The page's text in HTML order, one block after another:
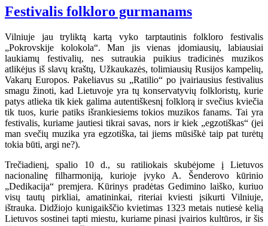
Festivalis folkloro gurmanams
Vilniuje jau tryliktą kartą vyko tarptautinis folkloro festivalis
„Pokrovskije kolokola“. Man jis vienas įdomiausių, labiausiai
laukiamų festivalių, nes sutraukia puikius tradicinės muzikos
atlikėjus iš slavų kraštų, Užkaukazės, tolimiausių Rusijos kampelių,
Vakarų Europos. Pakeliavus su „Ratilio“ po įvairiausius festivalius
smagu žinoti, kad Lietuvoje yra tų konservatyvių folkloristų, kurie
patys atlieka tik kiek galima autentiškesnį folklorą ir svečius kviečia
tik tuos, kurie patiks išrankiesiems tokios muzikos fanams. Tai yra
festivalis, kuriame jautiesi tikrai savas, nors ir kiek „egzotiškas“ (jei
man svečių muzika yra egzotiška, tai jiems mūsiškė taip pat turėtų
tokia būti, argi ne?).
Trečiadienį, spalio 10 d., su ratiliokais skubėjome į Lietuvos
nacionalinę filharmoniją, kurioje įvyko A. Šenderovo kūrinio
„Dedikacija“ premjera. Kūrinys pradėtas Gedimino laiško, kuriuo
visų tautų pirkliai, amatininkai, riteriai kviesti įsikurti Vilniuje,
ištrauka. Didžiojo kunigaikščio kvietimas 1323 metais nutiesė kelią
Lietuvos sostinei tapti miestu, kuriame pinasi įvairios kultūros, ir šis